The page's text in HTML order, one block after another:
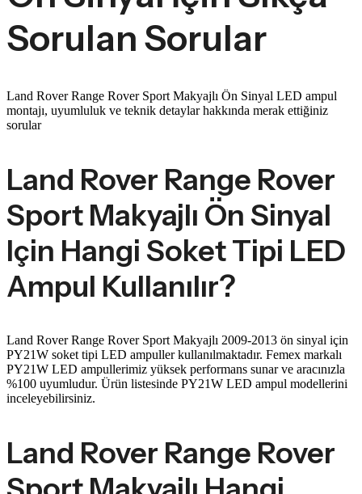
Sorulan Sorular
Land Rover Range Rover Sport Makyajlı Ön Sinyal LED ampul
montajı, uyumluluk ve teknik detaylar hakkında merak ettiğiniz
sorular
Land Rover Range Rover
Sport Makyajlı Ön Sinyal
Için Hangi Soket Tipi LED
Ampul Kullanılır?
Land Rover Range Rover Sport Makyajlı 2009-2013 ön sinyal için
PY21W soket tipi LED ampuller kullanılmaktadır. Femex markalı
PY21W LED ampullerimiz yüksek performans sunar ve aracınızla
%100 uyumludur. Ürün listesinde PY21W LED ampul modellerini
inceleyebilirsiniz.
Land Rover Range Rover